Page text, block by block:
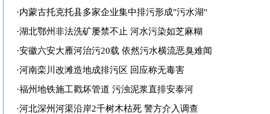
·内蒙古托克托县多家企业集中排污形成"污水湖"
·湖北鄂州非法洗矿屡禁不止 河水污染如芝麻糊
·安徽六安大雁河治污20载 依然污水横流恶臭难闻
·河南栾川改滩造地成排污区 回应称无毒害
·福州地铁施工戳坏管道 污浊泥浆直排安泰河
·河北深州河渠沿岸2千树木枯死 警方介入调查